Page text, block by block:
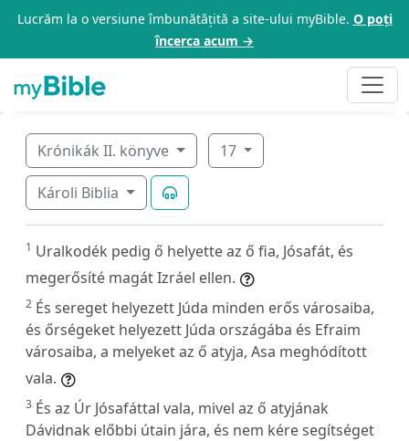
Lucrăm la o versiune îmbunătățită a site-ului myBible. O poți
încerca acum →
Krónikák II. könyve 17
Károli Biblia
1 Uralkodék pedig ő helyette az ő fia, Jósafát, és
megerősíté magát Izráel ellen.
2 És sereget helyezett Júda minden erős városaiba,
és őrségeket helyezett Júda országába és Efraim
városaiba, a melyeket az ő atyja, Asa meghódított
vala.
3 És az Úr Jósafáttal vala, mivel az ő atyjának
Dávidnak előbbi útain jára, és nem kére segítséget